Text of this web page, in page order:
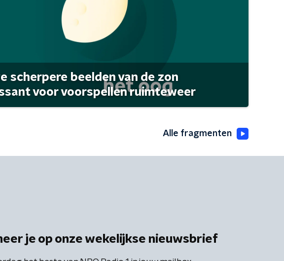
scherpere beelden van de zon
voor voorspellen ruimteweer
Alle fragmenten
je op onze wekelijkse nieuwsbrief